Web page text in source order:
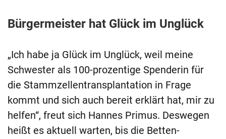
Bürgermeister hat Glück im Unglück
„Ich habe ja Glück im Unglück, weil meine
Schwester als 100-prozentige Spenderin für
die Stammzellentransplantation in Frage
kommt und sich auch bereit erklärt hat, mir zu
helfen“, freut sich Hannes Primus. Deswegen
heißt es aktuell warten, bis die Betten-